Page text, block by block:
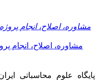
مشاوره، اصلاح، انجام
پایگاه علوم محاسباتی